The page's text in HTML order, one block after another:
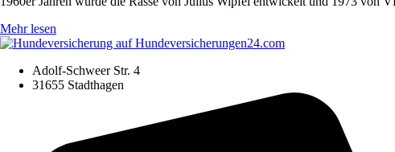
Mehr lesen
Adolf-Schweer Str. 4
31655 Stadthagen